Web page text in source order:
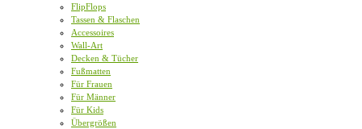
FlipFlops
Tassen & Flaschen
Accessoires
Wall-Art
Decken & Tücher
Fußmatten
Für Frauen
Für Männer
Für Kids
Übergrößen